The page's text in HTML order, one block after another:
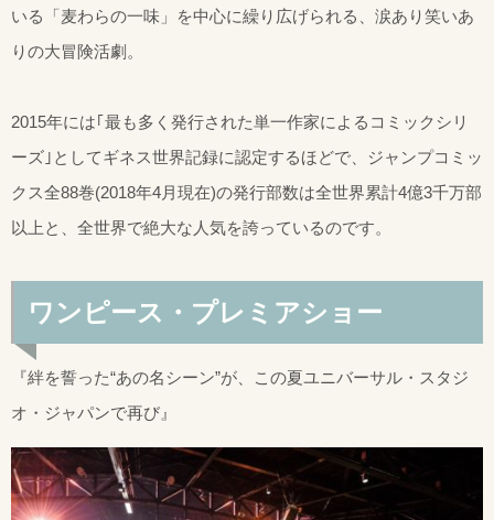
いる「麦わらの一味」を中心に繰り広げられる、涙あり笑いあ
りの大冒険活劇。
2015年には｢最も多く発行された単一作家によるコミックシリ
ーズ｣としてギネス世界記録に認定するほどで、ジャンプコミッ
クス全88巻(2018年4月現在)の発行部数は全世界累計4億3千万部
以上と、全世界で絶大な人気を誇っているのです。
ワンピース・プレミアショー
『絆を誓った“あの名シーン”が、この夏ユニバーサル・スタジ
オ・ジャパンで再び』